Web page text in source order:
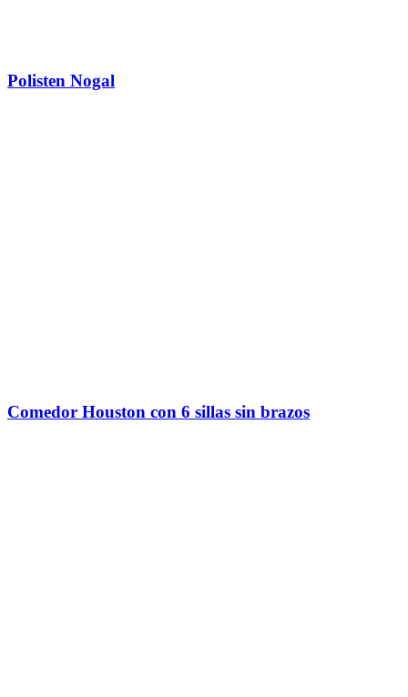
Polisten Nogal
Comedor Houston con 6 sillas sin brazos